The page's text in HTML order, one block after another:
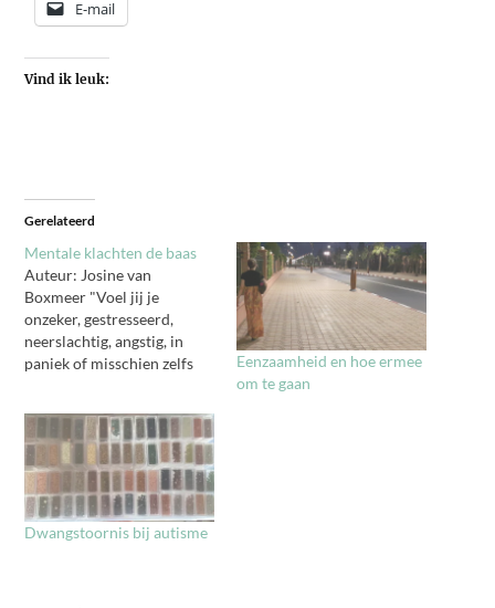
E-mail
Vind ik leuk:
Gerelateerd
Mentale klachten de baas
Auteur: Josine van
Boxmeer "Voel jij je
onzeker, gestresseerd,
neerslachtig, angstig, in
paniek of misschien zelfs
gemakkelijk overprikkeld
en overvraagd raken,
hebben we behoefte aan
concrete en praktische tips
om goed voor het eigen
brein te zorgen. Dit boek
Eenzaamheid en hoe ermee
om te gaan
Dwangstoornis bij autisme